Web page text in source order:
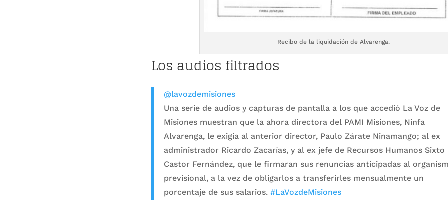
Recibo de la liquidación de Alvarenga.
Los audios filtrados
@lavozdemisiones
Una serie de audios y capturas de pantalla a los que accedió La Voz de
Misiones muestran que la ahora directora del PAMI Misiones, Ninfa
Alvarenga, le exigía al anterior director, Paulo Zárate Ninamango; al ex
administrador Ricardo Zacarías, y al ex jefe de Recursos Humanos Sixto
Castor Fernández, que le firmaran sus renuncias anticipadas al
previsional, a la vez de obligarlos a transferirles mensualmente un
porcentaje de sus salarios. #LaVozdeMisiones